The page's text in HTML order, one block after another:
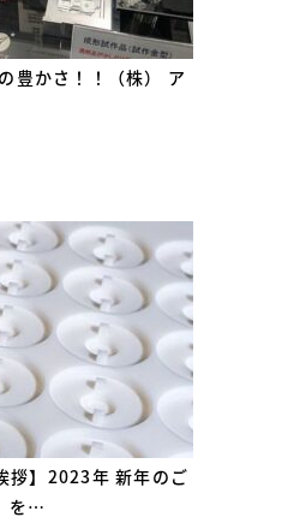
豊かさ！！（株） ア
拶】2023年 新年のご
を…